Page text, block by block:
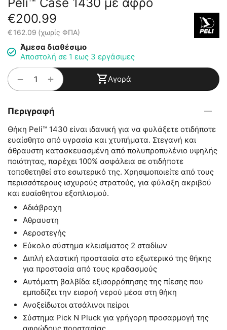
€200.99
€162.09 (χωρίς ΦΠΑ)
Άμεσα διαθέσιμο
Αποστολή σε 1 εως 3 εργάσιμες
+
− Αγορά
Περιγραφή
Θήκη Peli™ 1430 είναι ιδανική για να φυλάξετε οτιδήποτε
ευαίσθητο από υγρασία και χτυπήματα. Στεγανή και
άθραυστη κατασκευασμένη από πολυπροπυλένιο υψηλής
ποιότητας, παρέχει 100% ασφάλεια σε οτιδήποτε
τοποθετηθεί στο εσωτερικό της. Χρησιμοποιείτε από τους
περισσότερους ισχυρούς στρατούς, για φύλαξη ακριβού
και ευαίσθητου εξοπλισμού.
Αδιάβροχη
Άθραυστη
Αεροστεγής
Εύκολο σύστημα κλεισίματος 2 σταδίων
Διπλή ελαστική προστασία στο εξωτερικό της θήκης
για προστασία από τους κραδασμούς
Αυτόματη βαλβίδα εξισορρόπησης της πίεσης που
εμποδίζει την εισροή νερού μέσα στη θήκη
Ανοξείδωτοι ατσάλινοι πείροι
Σύστημα Pick N Pluck για γρήγορη προσαρμογή της